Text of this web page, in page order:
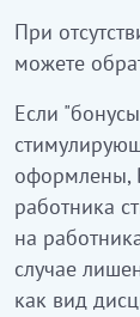
При
можете
Если
оформлены,
работника
на
случае
как вид